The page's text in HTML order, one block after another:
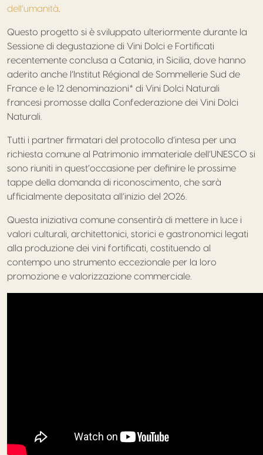
dell’umanità
Questo progetto si è sviluppato ulteriormente durante la
Sessione di degustazione di Vini Dolci e Fortificati
recentemente conclusa a Catania, in Sicilia, dove hanno
aderito anche l’Institut Régional de Sommellerie Sud de
France e le 12 denominazioni* di Vini Dolci Naturali
francesi promosse dalla Confederazione dei Vini Dolci
Naturali.
Tutti i partner firmatari del protocollo d’intesa per una
richiesta comune al Patrimonio immateriale dell’UNESCO si
sono riuniti in quest’occasione per definire le prossime
tappe della domanda di riconoscimento, che sarà
ufficialmente depositata all’inizio del 2026.
Questa iniziativa comune consentirà di mettere in luce i
valori culturali, architettonici, storici e gastronomici legati
alla produzione dei vini fortificati, costituendo al
contempo uno strumento eccezionale per la loro
promozione e valorizzazione commerciale.